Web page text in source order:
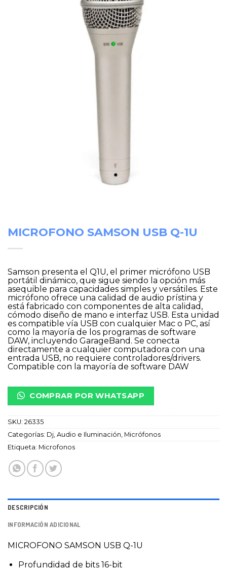
MICROFONO SAMSON USB Q-1U
Samson presenta el Q1U, el primer micrófono USB
portátil dinámico, que sigue siendo la opción más
asequible para capacidades simples y versátiles. Este
micrófono ofrece una calidad de audio prístina y
está fabricado con componentes de alta calidad,
cómodo diseño de mano e interfaz USB. Esta unidad
es compatible vía USB con cualquier Mac o PC, así
como la mayoría de los programas de software
DAW, incluyendo GarageBand. Se conecta
directamente a cualquier computadora con una
entrada USB, no requiere controladores/drivers.
Compatible con la mayoría de software DAW
COMPRAR POR WHATSAPP
SKU: 26335
Categorías: Dj, Audio e Iluminación Micrófonos
Etiqueta: Microfonos
DESCRIPCIÓN
INFORMACIÓN ADICIONAL
MICROFONO SAMSON USB Q-1U
Profundidad de bits 16-bit